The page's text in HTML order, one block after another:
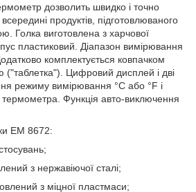
дозволить швидко і точно
продуктів, підготовлюваного
Голка виготовлена з харчової
пластиковий. Діапазон вимірювання
комплектується ковпачком
("таблетка"). Цифровий дисплей і дві
режиму вимірювання °C або °F і
Функція авто-виключення
EM 8672:
з нержавіючої сталі;
з міцної пластмаси;